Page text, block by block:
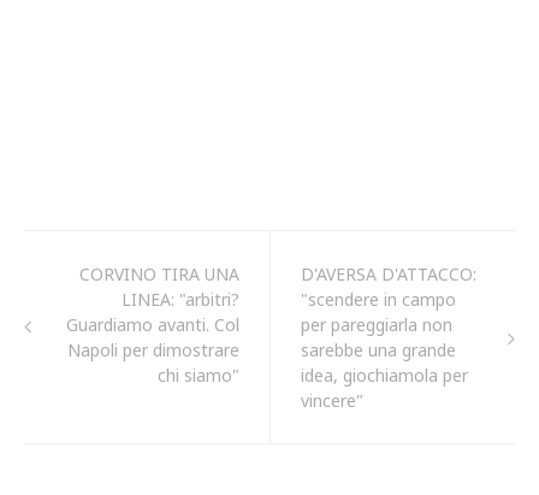
CORVINO TIRA UNA
LINEA: "arbitri?
Guardiamo avanti. Col
Napoli per dimostrare
chi siamo"
D'AVERSA D'ATTACCO:
"scendere in campo
per pareggiarla non
sarebbe una grande
idea, giochiamola per
vincere"